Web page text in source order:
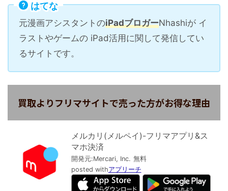
はてな
元漫画アシスタントのiPadブロガーNhashiが イ
ラストやゲームの iPad活用に関して発信してい
るサイトです。
買取よりフリマサイトで売った方がお得な理由
メルカリ(メルペイ)-フリマアプリ&ス
マホ決済
開発元:Mercari, Inc. 無料
posted withアプリーチ